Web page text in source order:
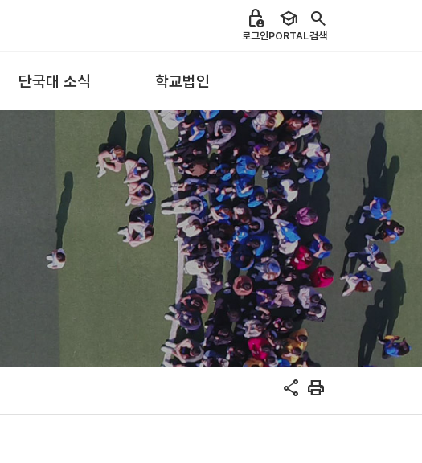
lock_person
로그인
school
PORTAL
search
검색
단국대 소식 학교법인
share print